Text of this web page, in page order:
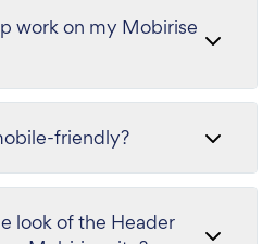
work on my Mobirise
friendly?
look of the Header